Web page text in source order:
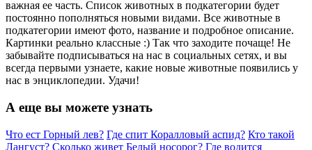
важная ее часть. Список животных в подкатегории будет
постоянно пополняться новыми видами. Все животные в
подкатегории имеют фото, название и подробное описание.
Картинки реально классные :) Так что заходите почаще! Не
забывайте подписываться на нас в социальных сетях, и вы
всегда первыми узнаете, какие новые животные появились у
нас в энциклопедии. Удачи!
А еще вы можете узнать
Что ест Горный лев? Где спит Коралловый аспид? Кто такой
Лангуст? Сколько живет Белый носорог? Где водится